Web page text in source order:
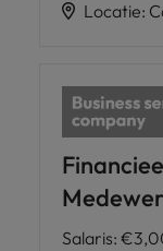
Locatie:
Salaris: